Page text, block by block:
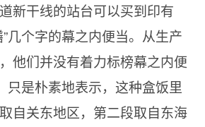
新干线的站台可以买到印有
几个字的幕之内便当。从生产
他们并没有着力标榜幕之内便
只是朴素地表示，这种盒饭里
自关东地区，第二段取自东海